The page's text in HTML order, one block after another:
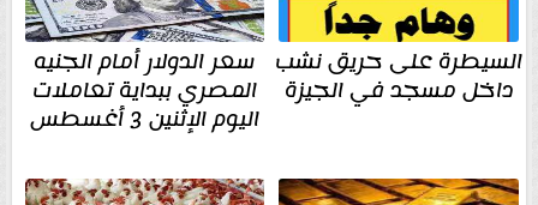
السيطرة على حريق نشب
داخل مسجد في الجيزة
سعر الدولار أمام الجنيه
المصري ببداية تعاملات
اليوم الإثنين 3 أغسطس